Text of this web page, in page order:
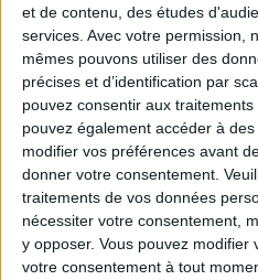
et de contenu, des études
services. Avec votre permission,
mêmes pouvons utiliser des
précises et d’identification par
pouvez consentir aux
pouvez également accéder à
modifier vos préférences avant
donner votre consentement.
traitements de vos données
nécessiter votre consentement,
y opposer. Vous pouvez modifier
votre consentement à tout
La règle N°1 pour